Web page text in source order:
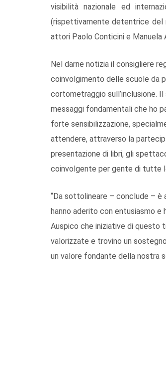
visibilità nazionale ed
(rispettivamente detentrice del
attori Paolo Conticini e Manuela
Nel darne notizia il consigliere
coinvolgimento delle scuole da
cortometraggio sull’inclusione.
messaggi fondamentali che ho
forte sensibilizzazione,
attendere, attraverso la
presentazione di libri, gli
coinvolgente per gente di tutte
“Da sottolineare – conclude – è
hanno aderito con entusiasmo
Auspico che iniziative di questo
valorizzate e trovino un
un valore fondante della nostra